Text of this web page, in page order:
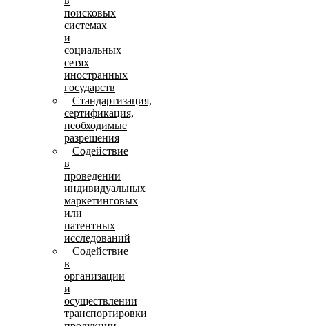
поисковых
системах
и
социальных
сетях
иностранных
государств
Стандартизация,
сертификация,
необходимые
разрешения
Содействие
в
проведении
индивидуальных
маркетинговых
или
патентных
исследований
Содействие
в
организации
и
осуществлении
транспортировки